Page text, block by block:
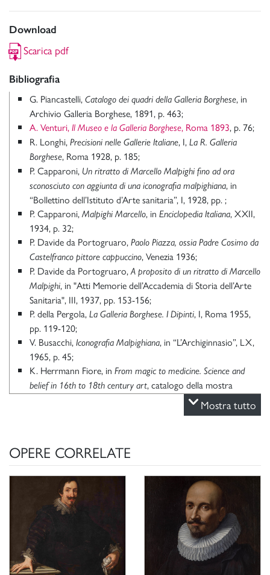
Download
Scarica pdf
Bibliografia
G. Piancastelli, Catalogo dei quadri della Galleria Borghese, in
Archivio Galleria Borghese, 1891, p. 463;
A. Venturi, Il Museo e la Galleria Borghese, Roma 1893, p. 76;
R. Longhi, Precisioni nelle Gallerie Italiane, I, La R. Galleria
Borghese, Roma 1928, p. 185;
P. Capparoni, Un ritratto di Marcello Malpighi fino ad ora
sconosciuto con aggiunta di una iconografia malpighiana, in
“Bollettino dell’Istituto d’Arte sanitaria”, I, 1928, pp. ;
P. Capparoni, Malpighi Marcello, in Enciclopedia Italiana, XXII,
1934, p. 32;
P. Davide da Portogruaro, Paolo Piazza, ossia Padre Cosimo da
Castelfranco pittore cappuccino, Venezia 1936;
P. Davide da Portogruaro,A proposito di un ritratto di Marcello
Malpighi, in "Atti Memorie dell’Accademia di Storia dell’Arte
Sanitaria", III, 1937, pp. 153-156;
P. della Pergola, La Galleria Borghese. I Dipinti, I, Roma 1955,
pp. 119-120;
V. Busacchi, Iconografia Malpighiana, in “L’Archiginnasio”, LX,
1965, p. 45;
K. Herrmann Fiore, in From magic to medicine. Science and
belief in 16th to 18th century art, catalogo della mostra
(Helsinki, Museo di Sinebrychoff, 2004), a cura di K.
Eskelinen, S. Rossi, Helsinki 2004, pp. 149-151;
Giuliano Milanese 2006, p. 33;
D. Sanguineti,
, Genova
2020, p. 296, n. F43.
Mostra tutto
OPERE CORRELATE